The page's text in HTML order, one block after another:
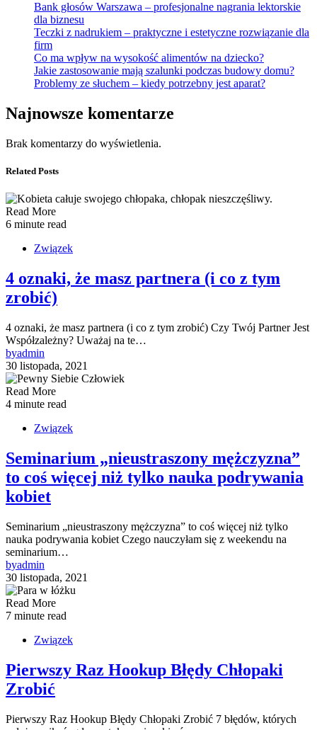
Bank głosów Warszawa – profesjonalne nagrania lektorskie
dla biznesu
Teczki z nadrukiem – praktyczne i estetyczne rozwiązanie dla
firm
Co ma wpływ na wysokość alimentów na dziecko?
Jakie zastosowanie mają szalunki podczas budowy domu?
Problemy ze słuchem – kiedy potrzebny jest aparat?
Najnowsze komentarze
Brak komentarzy do wyświetlenia.
Related Posts
Read More
6 minute read
Związek
4 oznaki, że masz partnera (i co z tym
zrobić)
4 oznaki, że masz partnera (i co z tym zrobić) Czy Twój Partner Jest
Współzależny? Uważaj na te…
byadmin
30 listopada, 2021
Read More
4 minute read
Związek
Seminarium „nieustraszony mężczyzna”
to coś więcej niż tylko nauka podrywania
kobiet
Seminarium „nieustraszony mężczyzna” to coś więcej niż tylko
nauka podrywania kobiet Czego nauczyłam się z weekendu na
seminarium…
byadmin
30 listopada, 2021
Read More
7 minute read
Związek
Pierwszy Raz Hookup Błędy Chłopaki
Zrobić
Pierwszy Raz Hookup Błędy Chłopaki Zrobić 7 błędów, których